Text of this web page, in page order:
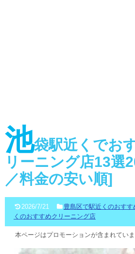
池袋駅近くでお
リーニング店13選
／料金の安い順]
2026/7/21 豊島区で駅近くのおす
くのおすすめクリーニング店
本ページはプロモーションが含まれてい